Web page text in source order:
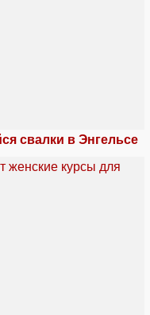
свалки в Энгельсе